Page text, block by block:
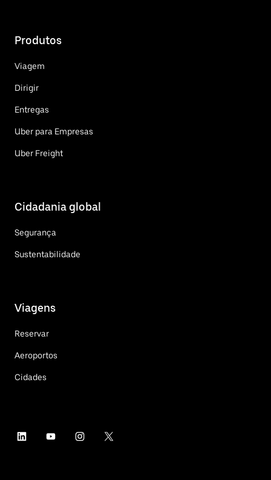
Produtos
Viagem
Dirigir
Entregas
Uber para Empresas
Uber Freight
Cidadania global
Segurança
Sustentabilidade
Viagens
Reservar
Aeroportos
Cidades